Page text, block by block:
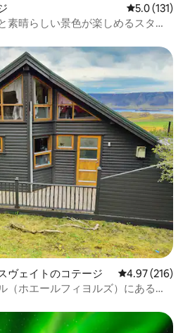
レビュー131
5.0 (131)
素晴らしい景色が楽しめるスタイ
です。
ヴェイトのコテージ レビュー216
4.97 (216)
（ホエールフィヨルズ）にあるコ